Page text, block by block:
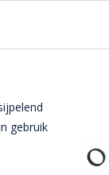
gebruik